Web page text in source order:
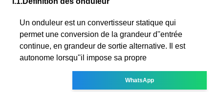
Un onduleur est un convertisseur statique qui
permet une conversion de la grandeur d''entrée
continue, en grandeur de sortie alternative. Il est
autonome lorsqu''il impose sa propre
WhatsApp